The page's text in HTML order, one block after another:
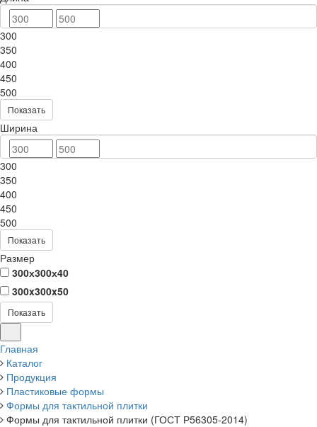
300
350
400
450
500
Показать
Ширина
300
350
400
450
500
Показать
Размер
300х300х40
300x300x50
Показать
Главная
Каталог
Продукция
Пластиковые формы
Формы для тактильной плитки
Формы для тактильной плитки (ГОСТ Р56305-2014)